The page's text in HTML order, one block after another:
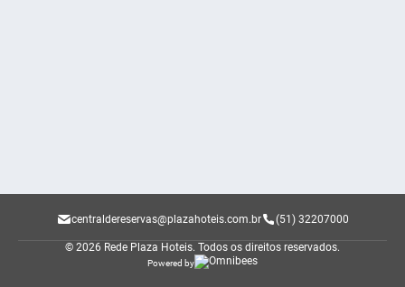
centraldereservas@plazahoteis.com.br (51) 32207000
© 2026 Rede Plaza Hoteis. Todos os direitos reservados.
Powered by